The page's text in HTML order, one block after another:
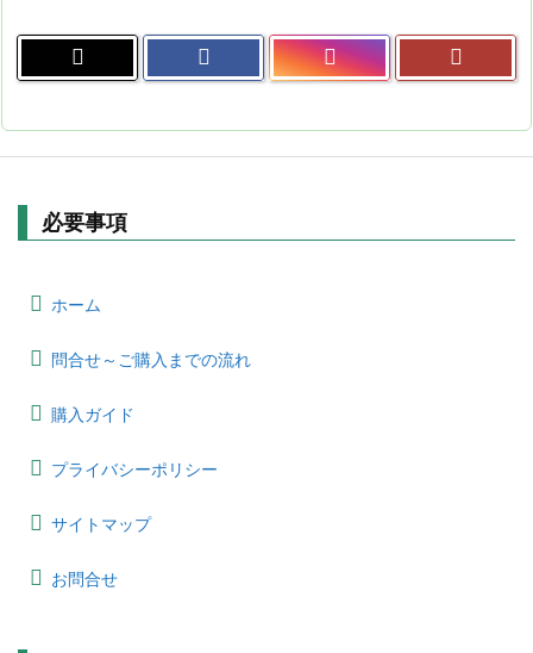
必要事項
ホーム
問合せ～ご購入までの流れ
購入ガイド
プライバシーポリシー
サイトマップ
お問合せ